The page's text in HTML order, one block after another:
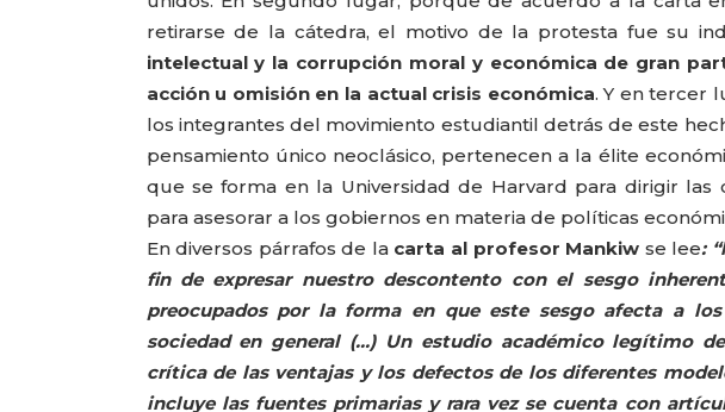
retirarse de la cátedra, el motivo de la protesta fue su
intelectual y la corrupción moral y económica de gran
acción u omisión en la actual crisis económica. Y en tercer
los integrantes del movimiento estudiantil detrás de este
pensamiento único neoclásico, pertenecen a la élite
que se forma en la Universidad de Harvard para dirigir las
para asesorar a los gobiernos en materia de políticas
En diversos párrafos de la carta al profesor Mankiw se lee:
fin de expresar nuestro descontento con el sesgo
preocupados por la forma en que este sesgo afecta a
sociedad en general (…) Un estudio académico legítimo
crítica de las ventajas y los defectos de los diferentes
incluye las fuentes primarias y rara vez se cuenta con